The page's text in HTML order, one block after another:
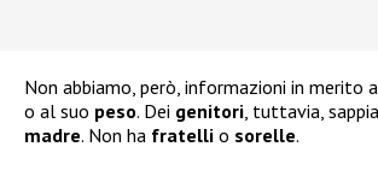
Non abbiamo, però, informazioni in merito
o al suo peso. Dei genitori, tuttavia,
madre. Non ha fratelli o sorelle.